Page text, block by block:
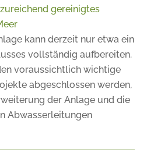
gereinigtes
kann derzeit nur etwa ein
vollständig aufbereiten.
voraussichtlich wichtige
abgeschlossen werden,
der Anlage und die
Abwasserleitungen